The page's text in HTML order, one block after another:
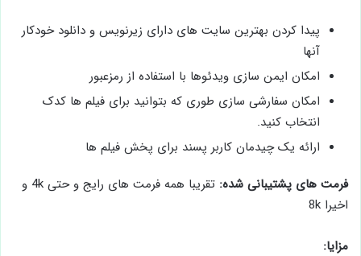
پیدا کردن بهترین سایت های دارای زیرنویس و دانلود خودکار
آنها
امکان ایمن سازی ویدئوها با استفاده از رمزعبور
امکان سفارشی سازی طوری که بتوانید برای فیلم ها کدک
انتخاب کنید.
ارائه یک چیدمان کاربر پسند برای پخش فیلم ها
فرمت های پشتیبانی شده:
تقریبا همه فرمت های رایج و حتی 4k و
اخیرا 8k
مزایا: